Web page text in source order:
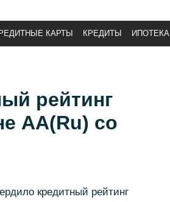
КАРТЫ КРЕДИТЫ ИПОТЕКА
рейтинг
АА(Ru) со
кредитный рейтинг